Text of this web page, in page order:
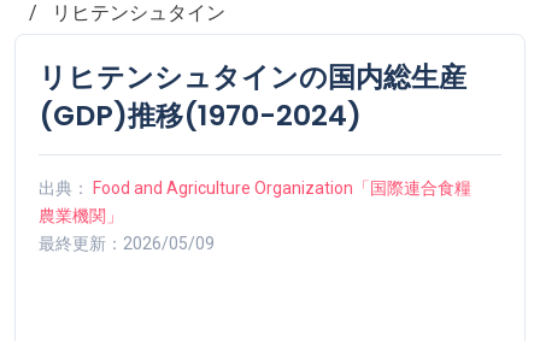
リヒテンシュタイン
リヒテンシュタインの国内総生産
(GDP)推移(1970-2024)
出典：
Food and Agriculture Organization「国際連合食糧
農業機関」
最終更新：2026/05/09